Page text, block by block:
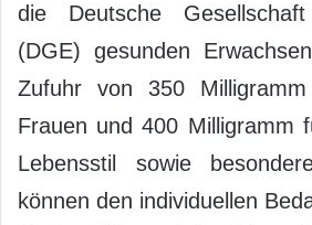
die Deutsche
(DGE) gesunden
Zufuhr von 350
Frauen und 400 Milligramm
Lebensstil sowie
können den individuellen